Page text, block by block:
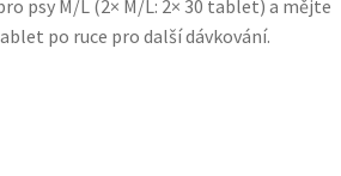
psy M/L (2× M/L: 2× 30 tablet) a mějte
po ruce pro další dávkování.